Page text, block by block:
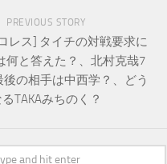
PREVIOUS STORY
レス] タイチの対戦要求に
何と答えた？、北村克哉7
の相手は中西学？、どう
TAKAみちのく？